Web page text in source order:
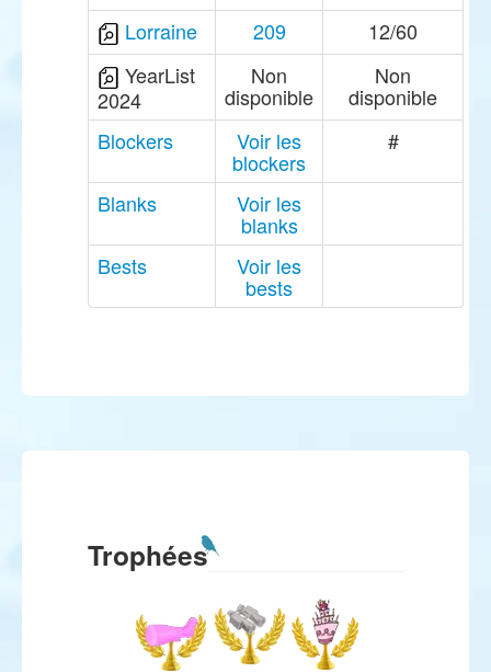
Lorraine
209
12/60
YearList
2024
Non
disponible
Non
disponible
Blockers
Voir les
blockers
#
Blanks Voir les
blanks
Bests
Voir les
bests
Trophées